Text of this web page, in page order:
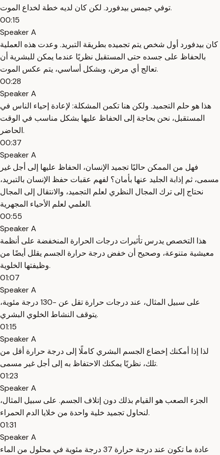
توفي جيمس بيدفورد. لكن كان لديه خطة لخداع الموت.
00:15
Speaker A
كان بيدفورد أول شخص يتم تجميده بطريقة التبريد. وعدت هذه العملية
بالحفاظ على جسده حتى المستقبل نظريًا عندما يمكن للبشرية أن
تعالج أي مرض، وبشكل أساسي، يتم عكس الموت.
00:28
Speaker A
هذا هو حلم التجميد. ولكن هنا تكمن المشكلة: لإعادة إحياء الناس في
المستقبل، نحن بحاجة إلى الحفاظ عليها بشكل مناسب في الوقت
الحاضر.
00:37
Speaker A
فهل من الممكن حاليًا تجميد الإنسان، الحفاظ عليها إلى أجل غير
مسمى، ثم إذابة الجليد عنها بأمان؟ لفهم عقبات حفظ الإنسان بالتبريد،
نحتاج إلى ترك المجال النظري لعلم التجميد، والانتقال إلى المجال
العلمي لعلم الأحياء المجهرية.
00:55
Speaker A
هذا التخصص يدرس تأثيرات درجات الحرارة المنخفضة على أنظمة
معيشية متنوعة، وصحيح أن خفض درجة حرارة الجسم يقلل أيضًا من
وظيفتها الخلوية.
01:07
Speaker A
على سبيل المثال، عند درجات حرارة تقل عن -130 درجة مئوية،
يتوقف النشاط الخلوي البشري.
01:15
Speaker A
لذا إذا أمكنك إخضاع الجسم البشري كاملًا إلى درجة حرارة أقل من
تلك، نظريًا يمكنك الاحتفاظ به إلى أجل غير مسمى.
01:23
Speaker A
الجزء الصعب هو القيام بذلك دون إتلاف الجسم. على سبيل المثال،
لنحاول تجميد خلية واحدة من خلايا الدم الحمراء.
01:31
Speaker A
عادة ما تكون عند درجة حرارة 37 درجة مئوية في محلول من الماء